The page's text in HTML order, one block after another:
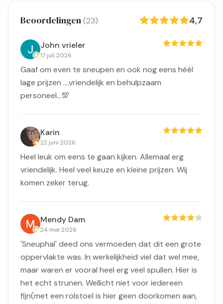
Beoordelingen(23) 4,7
John vrieler
17 juli 2026
Gaaf om even te sneupen en ook nog eens héél
lage prijzen ....vriendelijk en behulpzaam
personeel...💯
Karin
22 juni 2026
Heel leuk om eens te gaan kijken. Allemaal erg
vriendelijk. Heel veel keuze en kleine prijzen. Wij
komen zeker terug.
Mendy Dam
24 mei 2026
'Sneuphal' deed ons vermoeden dat dit een grote
oppervlakte was. In werkelijkheid viel dat wel mee,
maar waren er vooral heel erg veel spullen. Hier is
het echt strunen. Wellicht niet voor iedereen
fijn(met een rolstoel is hier geen doorkomen aan,